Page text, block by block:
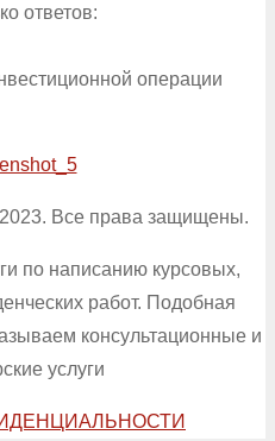
ответов:
операции
Все права защищены.
по написанию курсовых,
работ. Подобная
консультационные и
услуги